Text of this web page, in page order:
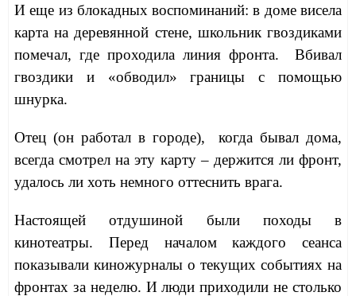
И еще из блокадных воспоминаний: в доме висела
карта на деревянной стене, школьник гвоздиками
помечал, где проходила линия фронта. Вбивал
гвоздики и «обводил» границы с помощью
шнурка.
Отец (он работал в городе), когда бывал дома,
всегда смотрел на эту карту – держится ли фронт,
удалось ли хоть немного оттеснить врага.
Настоящей отдушиной были походы в
кинотеатры. Перед началом каждого сеанса
показывали киножурналы о текущих событиях на
фронтах за неделю. И люди приходили не столько